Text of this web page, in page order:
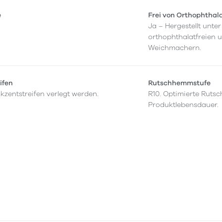
Frei von
Ja – Hergestellt
orthophthalatfreien
Weichmachern.
verlegt werden.
Rutschhemmstufe
R10. Optimierte
Produktlebensdauer.